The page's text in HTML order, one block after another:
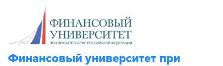
Финансовый университет при